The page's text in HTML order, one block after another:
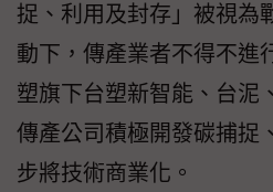
捉、利用及封存」被視為
動下，傳產業者不得不進
塑旗下台塑新智能、台泥
傳產公司積極開發碳捕捉
步將技術商業化。